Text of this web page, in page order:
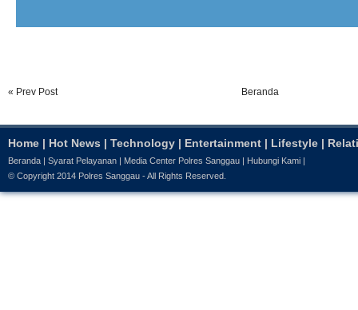
« Prev Post Beranda
Home | Hot News | Technology | Entertainment | Lifestyle |
Beranda Syarat Pelayanan Media Center Polres Sanggau Hubungi Kami
© Copyright 2014 Polres Sanggau - All Rights Reserved.